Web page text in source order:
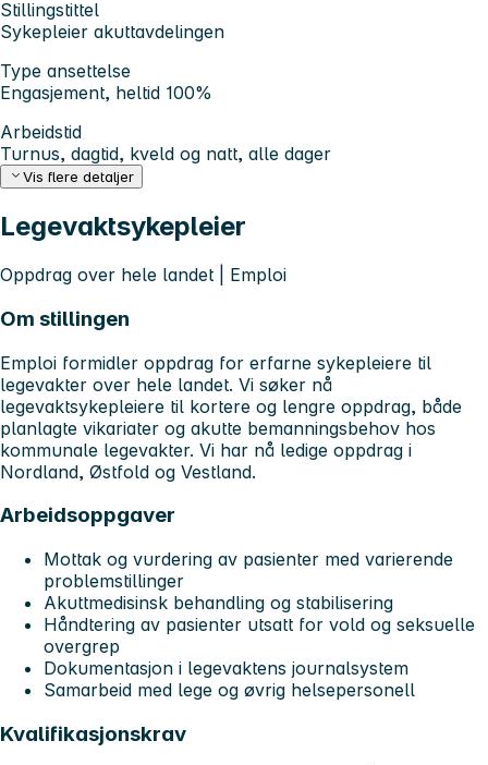
Stillingstittel
Sykepleier akuttavdelingen
Type ansettelse
Engasjement, heltid 100%
Arbeidstid
Turnus, dagtid, kveld og natt, alle dager
Vis flere detaljer
Legevaktsykepleier
Oppdrag over hele landet | Emploi
Om stillingen
Emploi formidler oppdrag for erfarne sykepleiere til
legevakter over hele landet. Vi søker nå
legevaktsykepleiere til kortere og lengre oppdrag, både
planlagte vikariater og akutte bemanningsbehov hos
kommunale legevakter. Vi har nå ledige oppdrag i
Nordland, Østfold og Vestland.
Arbeidsoppgaver
Mottak og vurdering av pasienter med varierende
problemstillinger
Akuttmedisinsk behandling og stabilisering
Håndtering av pasienter utsatt for vold og seksuelle
overgrep
Dokumentasjon i legevaktens journalsystem
Samarbeid med lege og øvrig helsepersonell
Kvalifikasjonskrav